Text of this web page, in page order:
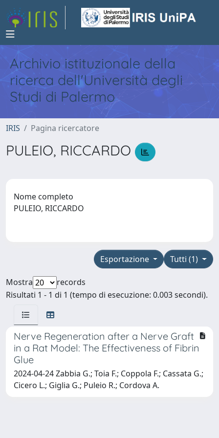
Archivio istituzionale della
ricerca dell'Università degli
Studi di Palermo
IRIS Pagina ricercatore
PULEIO, RICCARDO
Nome completo
PULEIO, RICCARDO
Tutti (1)
Esportazione
Mostra
records
Risultati 1 - 1 di 1 (tempo di esecuzione: 0.003 secondi).
Nerve Regeneration after a Nerve Graft
in a Rat Model: The Effectiveness of Fibrin
Glue
2024-04-24 Zabbia G.; Toia F.; Coppola F.; Cassata G.;
Cicero L.; Giglia G.; Puleio R.; Cordova A.